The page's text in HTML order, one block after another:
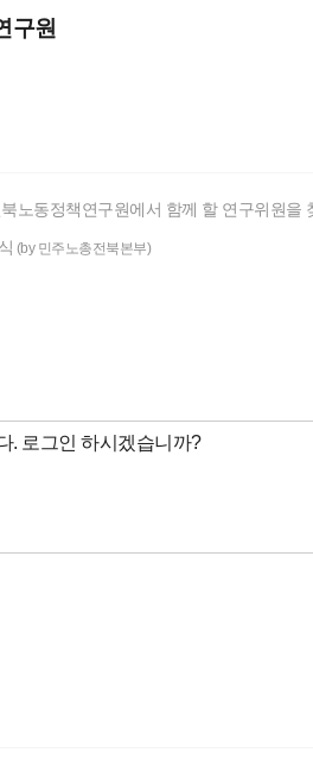
구원
노동정책연구원에서 함께 할 연구위원을
(by 민주노총전북본부)